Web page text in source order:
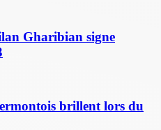
Gharibian signe
brillent lors du